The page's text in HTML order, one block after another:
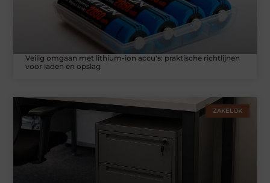
Veilig omgaan met lithium-ion accu's: praktische richtlijnen
voor laden en opslag
ZAKELIJK